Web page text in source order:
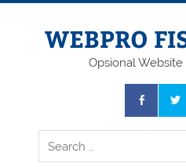
Skip
WEBPRO
Opsional